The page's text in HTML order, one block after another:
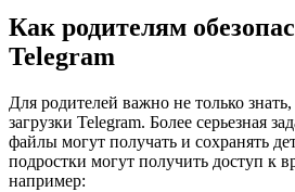
Как родителям
Telegram
Для родителей важно не только
загрузки Telegram. Более серьезная
файлы могут получать и сохранять
подростки могут получить доступ к
например: